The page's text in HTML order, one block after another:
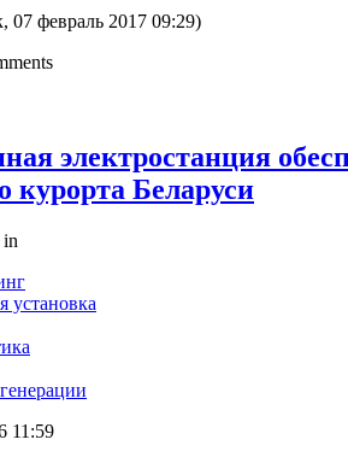
07 февраль 2017 09:29)
электростанция
курорта Беларуси
установка
11:59